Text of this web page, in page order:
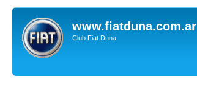
www.fiatduna.com.ar
Club Fiat Duna